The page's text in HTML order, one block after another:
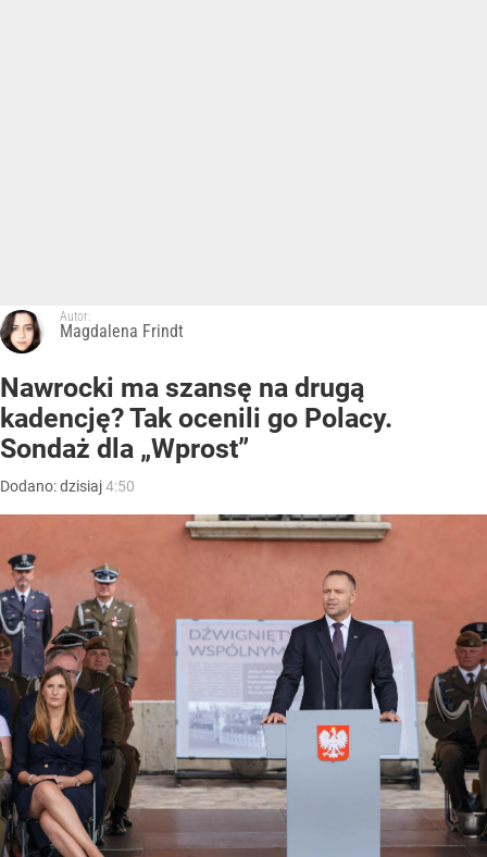
Autor:
Magdalena Frindt
Nawrocki ma szansę na drugą
kadencję? Tak ocenili go Polacy.
Sondaż dla „Wprost”
Dodano:dzisiaj4:50